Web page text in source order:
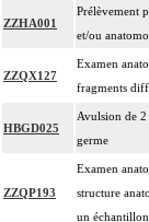
ZZHA001
Prélèvement
et/ou
ZZQX127
Examen
fragments
HBGD025
Avulsion de 2
germe
ZZQP193
Examen
structure
un